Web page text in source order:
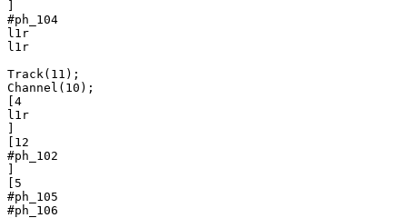
#ph_104
l1r
l1r
Track(11);
Channel(10);
[4
l1r
[12
#ph_102
[5
#ph_105
#ph_106